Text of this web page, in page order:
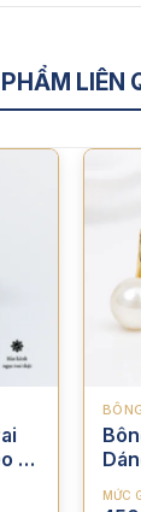
LIÊN
3
MỨC